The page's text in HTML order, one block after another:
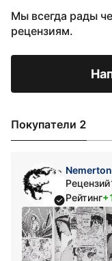
Мы всегда рады
рецензиям.
Покупатели 2
Рецензий
Рейтинг